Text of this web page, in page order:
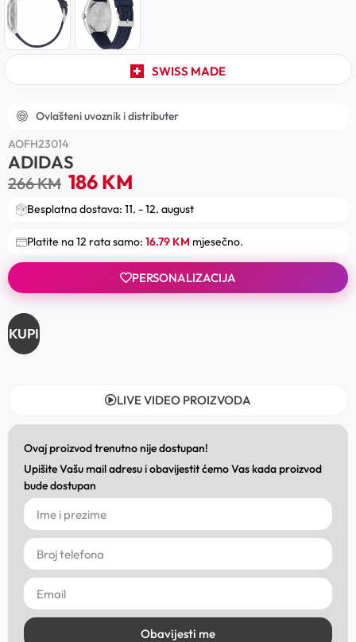
SWISS MADE
Ovlašteni uvoznik i distributer
AOFH23014
ADIDAS
266KM 186KM
Besplatna dostava: 11. - 12. august
Platite na 12 rata samo: 16.79 KM mjesečno.
PERSONALIZACIJA
KUPI
LIVE VIDEO PROIZVODA
Ovaj proizvod trenutno nije dostupan!
Upišite Vašu mail adresu i obavijestit ćemo Vas kada proizvod
bude dostupan
Obavijesti me